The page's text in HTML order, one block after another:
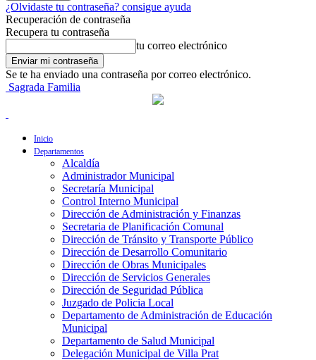
¿Olvidaste tu contraseña? consigue ayuda
Recuperación de contraseña
Recupera tu contraseña
tu correo electrónico
Se te ha enviado una contraseña por correo electrónico.
Sagrada Familia
Inicio
Departamentos
Alcaldía
Administrador Municipal
Secretaría Municipal
Control Interno Municipal
Dirección de Administración y Finanzas
Secretaria de Planificación Comunal
Dirección de Tránsito y Transporte Público
Dirección de Desarrollo Comunitario
Dirección de Obras Municipales
Dirección de Servicios Generales
Dirección de Seguridad Pública
Juzgado de Policia Local
Departamento de Administración de Educación
Municipal
Departamento de Salud Municipal
Delegación Municipal de Villa Prat